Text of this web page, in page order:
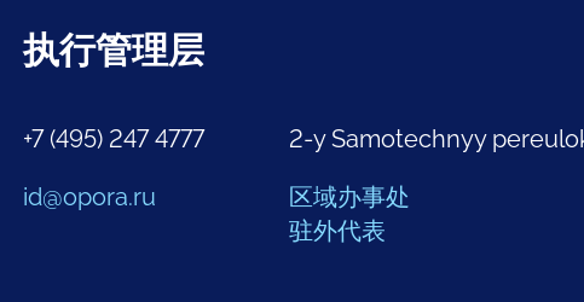
执行管理层
+7 (495) 247 4777
id@opora.ru
2-y Samotechnyy
区域办事处
驻外代表